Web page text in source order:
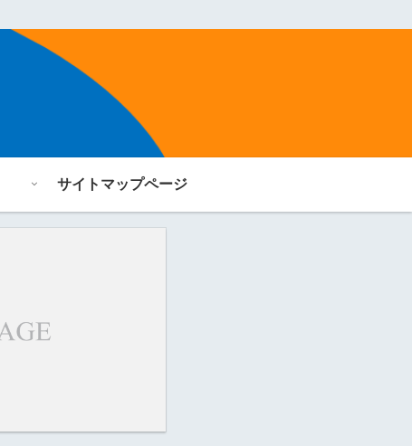
サイトマップページ